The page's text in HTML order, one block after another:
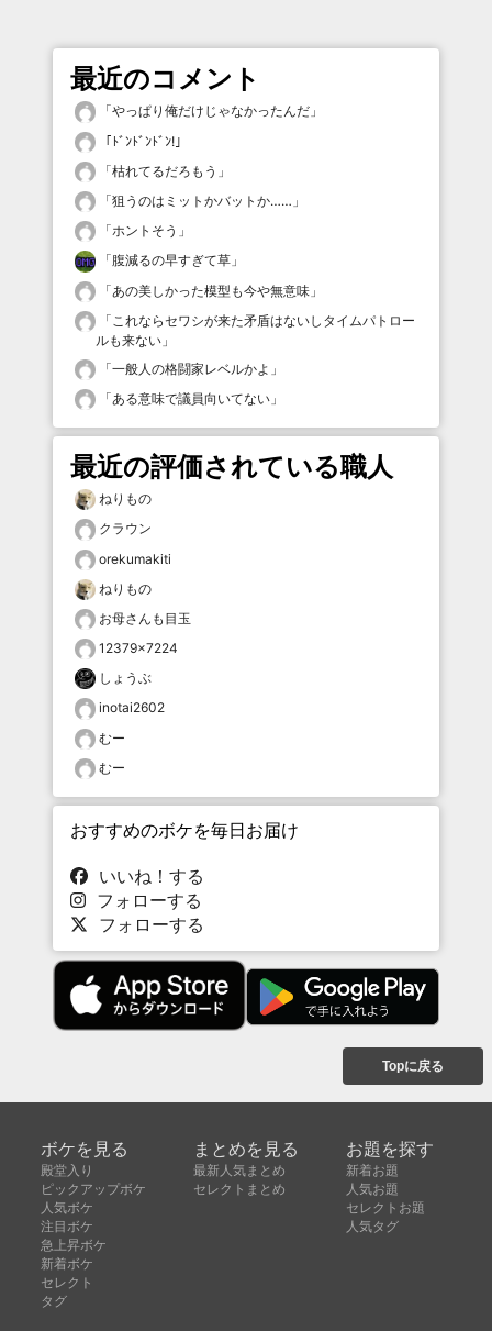
最近のコメント
「やっぱり俺だけじゃなかったんだ 」
「 ﾄﾞﾝﾄﾞﾝﾄﾞﾝ! 」
「枯れてるだろもう 」
「狙うのはミットかバットか…… 」
「ホントそう 」
「腹減るの早すぎて草 」
「あの美しかった模型も今や無意味 」
「 これならセワシが来た矛盾はないしタイムパトロー
ルも来ない 」
「一般人の格闘家レベルかよ 」
「ある意味で議員向いてない 」
最近の評価されている職人
ねりもの
クラウン
orekumakiti
ねりもの
お母さんも目玉
12379×7224
しょうぶ
inotai2602
むー
むー
おすすめのボケを毎日お届け
いいね！する
フォローする
フォローする
Topに戻る
ボケを見る
殿堂入り
ピックアップボケ
人気ボケ
注目ボケ
急上昇ボケ
新着ボケ
セレクト
タグ
まとめを見る
最新人気まとめ
セレクトまとめ
お題を探す
新着お題
人気お題
セレクトお題
人気タグ